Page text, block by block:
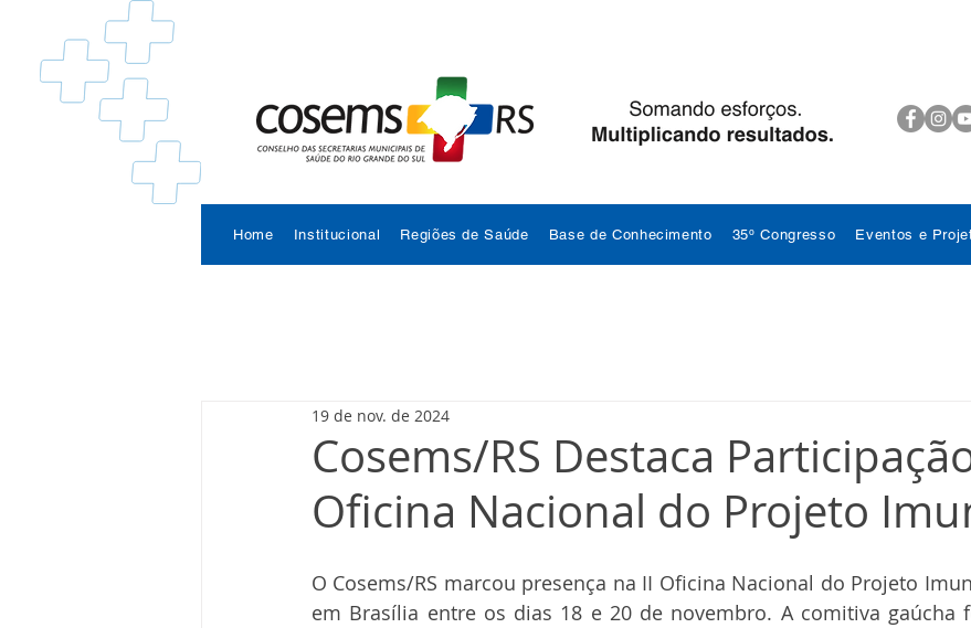
Home Institucional Regiões de Saúde Base de Conhecimento 35º Congresso Eventos e
Cosems/RS Destaca
Oficina Nacional do Projeto
19 de nov. de 2024
O Cosems/RS marcou presença na II Oficina Nacional do Projeto
em Brasília entre os dias 18 e 20 de novembro. A comitiva gaúcha